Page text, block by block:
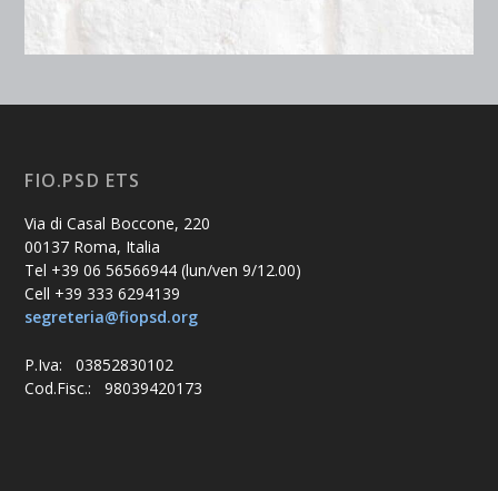
FIO.PSD ETS
Via di Casal Boccone, 220
00137 Roma, Italia
Tel +39 06 56566944 (lun/ven 9/12.00)
Cell +39 333 6294139
segreteria@fiopsd.org
P.Iva: 03852830102
Cod.Fisc.: 98039420173